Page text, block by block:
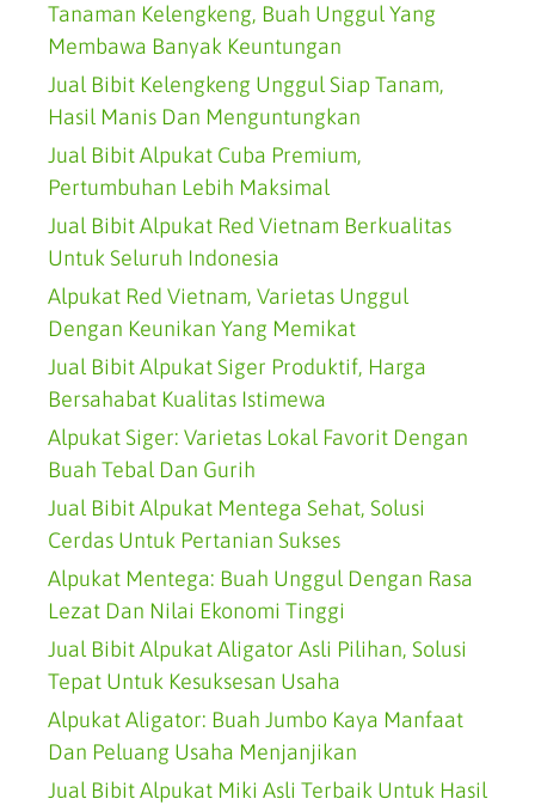
Tanaman Kelengkeng, Buah Unggul Yang
Membawa Banyak Keuntungan
Jual Bibit Kelengkeng Unggul Siap Tanam,
Hasil Manis Dan Menguntungkan
Jual Bibit Alpukat Cuba Premium,
Pertumbuhan Lebih Maksimal
Jual Bibit Alpukat Red Vietnam Berkualitas
Untuk Seluruh Indonesia
Alpukat Red Vietnam, Varietas Unggul
Dengan Keunikan Yang Memikat
Jual Bibit Alpukat Siger Produktif, Harga
Bersahabat Kualitas Istimewa
Alpukat Siger: Varietas Lokal Favorit Dengan
Buah Tebal Dan Gurih
Jual Bibit Alpukat Mentega Sehat, Solusi
Cerdas Untuk Pertanian Sukses
Alpukat Mentega: Buah Unggul Dengan Rasa
Lezat Dan Nilai Ekonomi Tinggi
Jual Bibit Alpukat Aligator Asli Pilihan, Solusi
Tepat Untuk Kesuksesan Usaha
Alpukat Aligator: Buah Jumbo Kaya Manfaat
Dan Peluang Usaha Menjanjikan
Jual Bibit Alpukat Miki Asli Terbaik Untuk Hasil